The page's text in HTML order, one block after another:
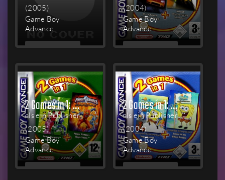
(2005)
Game Boy
Advance
MEHR
(2004)
Game Boy
Advance
MEHR
2 Games in 1: Power Rangers: Time Force / Power Rangers: Ninja Storm
als ein Publisher
(2005)
Game Boy
Advance
MEHR
2 Games in 1: SpongeBob SquarePants - Battle for Bikini Bottom + SpongeBob SquarePants - Supersponge
als ein Publisher
(2004)
Game Boy
Advance
MEHR